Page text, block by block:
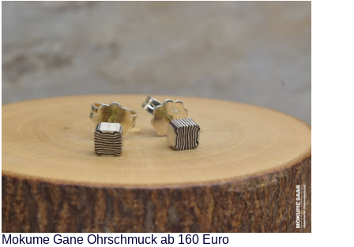
Mokume Gane Ohrschmuck ab 160 Euro